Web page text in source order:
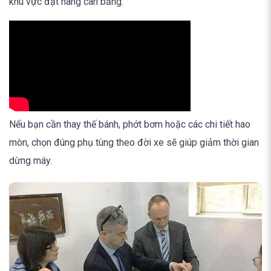
Nếu bạn cần thay thế bánh, phớt bơm hoặc các chi tiết hao
mòn, chọn đúng phụ tùng theo đời xe sẽ giúp giảm thời gian
dừng máy.